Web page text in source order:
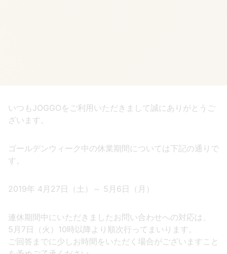
いつもJOGGOをご利用いただきまして誠にありがとうご
ざいます。
ゴールデンウィーク中の休業期間については下記の通りで
す。
2019年 4月27日（土）～ 5月6日（月）
連休期間中にいただきましたお問い合わせへの対応は、
5月7日（火）10時以降より順次行ってまいります。
ご回答までに少しお時間をいただく場合がございますこと